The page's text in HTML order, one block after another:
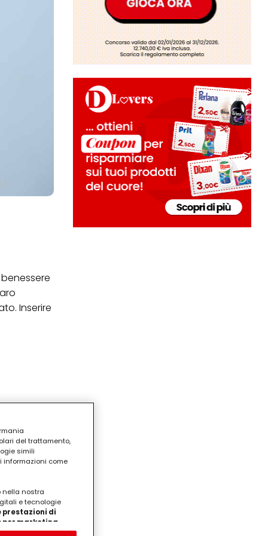
Inserire
del trattamento,
simili
informazioni come
nella nostra
e tecnologie
prestazioni di
per marketing
noi